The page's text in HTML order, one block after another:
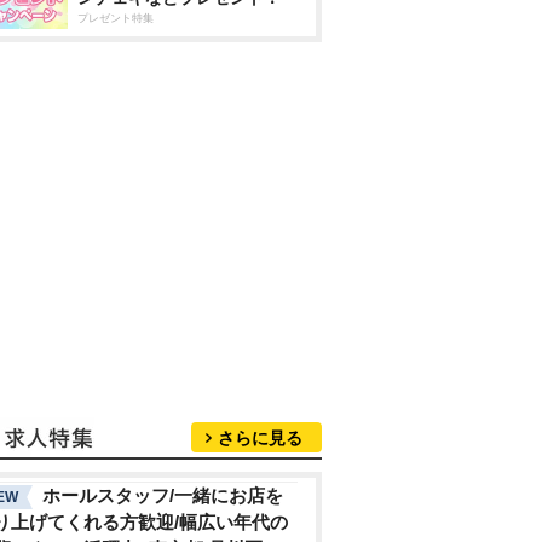
プレゼント特集
さらに見る
ホールスタッフ/一緒にお店を
上げてくれる方歓迎/幅広い年代の